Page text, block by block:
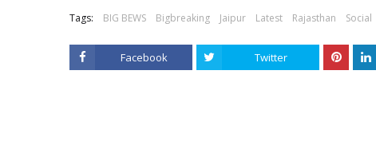
Tags: BIG BEWS Bigbreaking Jaipur Latest Rajasthan Social
Facebook Twitter